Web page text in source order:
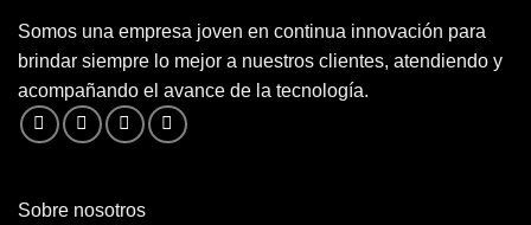
Somos una empresa joven en continua innovación para
brindar siempre lo mejor a nuestros clientes, atendiendo y
acompañando el avance de la tecnología.
Sobre nosotros